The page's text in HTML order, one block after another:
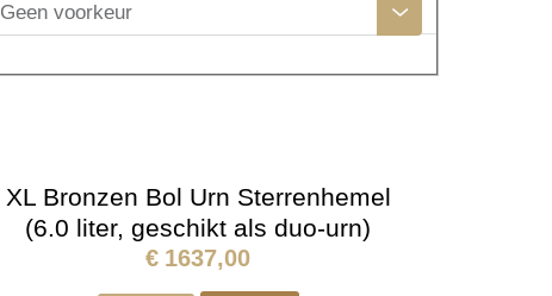
Geen voorkeur
XL Bronzen Bol Urn Sterrenhemel
(6.0 liter, geschikt als duo-urn)
€ 1637,00